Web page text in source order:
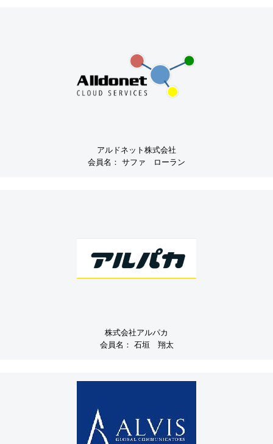
アルドネット株式会社
会員名： サファ ローラン
株式会社アルパカ
会員名： 石垣 翔太